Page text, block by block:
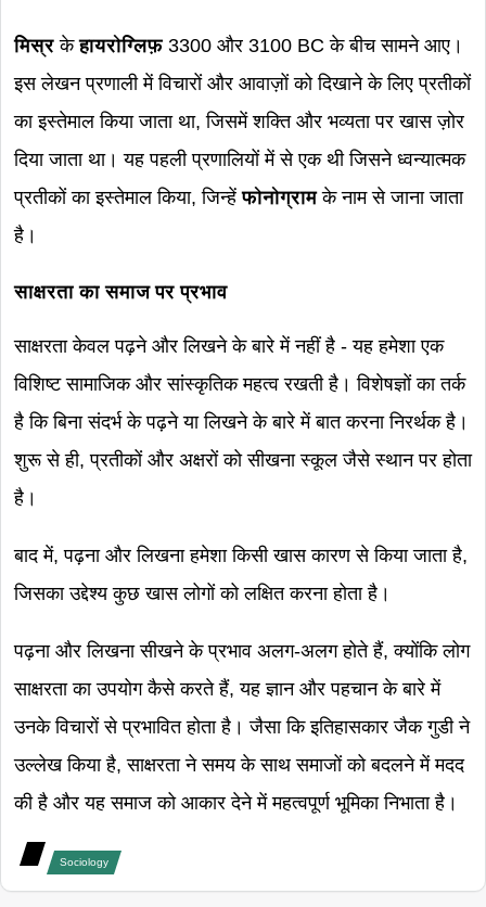
मिस्रकेहायरोग्लिफ़ 3300 और 3100 BC के बीच सामने आए।
इस लेखन प्रणाली में विचारों और आवाज़ों को दिखाने के लिए प्रतीकों
का इस्तेमाल किया जाता था, जिसमें शक्ति और भव्यता पर खास ज़ोर
दिया जाता था। यह पहली प्रणालियों में से एक थी जिसने ध्वन्यात्मक
प्रतीकों का इस्तेमाल किया, जिन्हेंफोनोग्रामके नाम से जाना जाता
है।
साक्षरता का समाज परप्रभाव
साक्षरता केवल पढ़ने और लिखने के बारे में नहीं है - यह हमेशा एक
विशिष्ट सामाजिक और सांस्कृतिक महत्व रखती है। विशेषज्ञों का तर्क
है कि बिना संदर्भ के पढ़ने या लिखने के बारे में बात करना निरर्थक है।
शुरू से ही, प्रतीकों और अक्षरों को सीखना स्कूल जैसे स्थान पर होता
है।
बाद में, पढ़ना और लिखना हमेशा किसी खास कारण से किया जाता है,
जिसका उद्देश्य कुछ खास लोगों को लक्षित करना होता है।
पढ़ना और लिखना सीखने के प्रभाव अलग-अलग होते हैं, क्योंकि लोग
साक्षरता का उपयोग कैसे करते हैं, यह ज्ञान और पहचान के बारे में
उनके विचारों से प्रभावित होता है। जैसा कि इतिहासकार जैक गुडी ने
उल्लेख किया है, साक्षरता ने समय के साथ समाजों को बदलने में मदद
की है और यह समाज को आकार देने में महत्वपूर्ण भूमिका निभाता है।
Sociology